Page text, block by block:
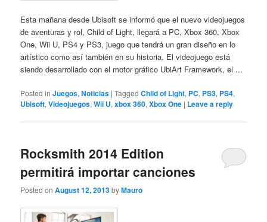
Esta mañana desde Ubisoft se informó que el nuevo videojuegos
de aventuras y rol, Child of Light, llegará a PC, Xbox 360, Xbox
One, Wii U, PS4 y PS3, juego que tendrá un gran diseño en lo
artístico como así también en su historia. El videojuego está
siendo desarrollado con el motor gráfico UbiArt Framework, el ...
Posted in Juegos,Noticias |Tagged Child of Light, PC, PS3, PS4,
Ubisoft,Videojuegos,Wii U,xbox 360,Xbox One | Leave a reply
Rocksmith 2014 Edition
permitirá importar canciones
Posted onAugust 12, 2013byMauro